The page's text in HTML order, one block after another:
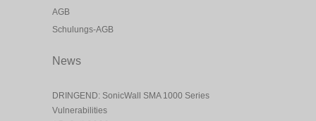
AGB
Schulungs-AGB
News
DRINGEND: SonicWall SMA 1000 Series
Vulnerabilities